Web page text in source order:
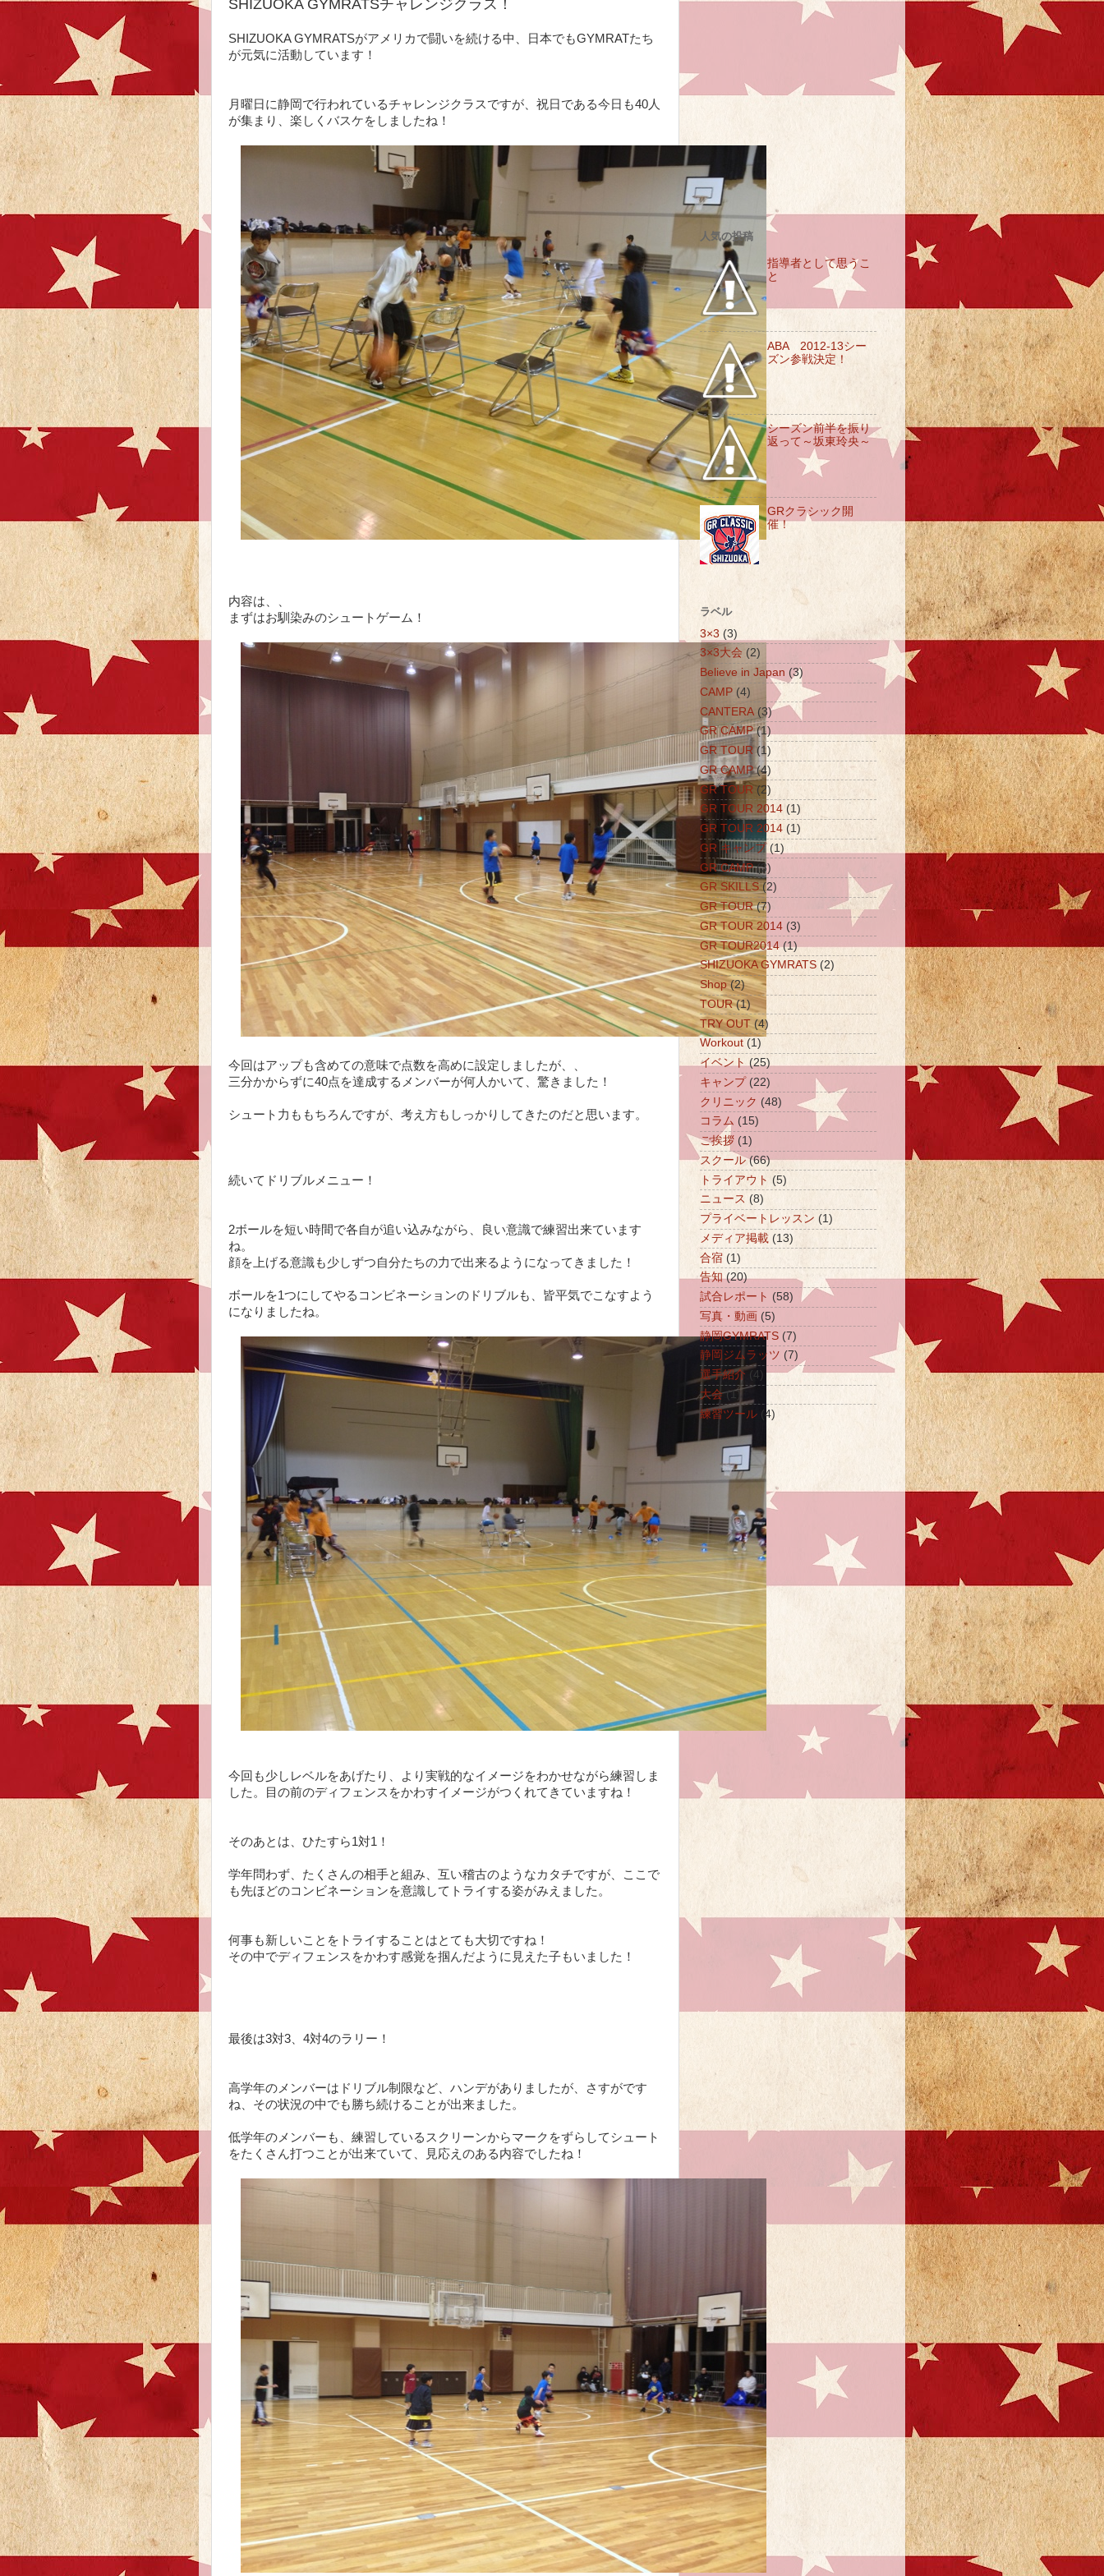
SHIZUOKA GYMRATSチャレンジクラス！
SHIZUOKA GYMRATSがアメリカで闘いを続ける中、日本でもGYMRATたち
が元気に活動しています！
月曜日に静岡で行われているチャレンジクラスですが、祝日である今日も40人
が集まり、楽しくバスケをしましたね！
内容は、、
まずはお馴染みのシュートゲーム！
今回はアップも含めての意味で点数を高めに設定しましたが、、
三分かからずに40点を達成するメンバーが何人かいて、驚きました！
シュート力ももちろんですが、考え方もしっかりしてきたのだと思います。
続いてドリブルメニュー！
2ボールを短い時間で各自が追い込みながら、良い意識で練習出来ています
ね。
顔を上げる意識も少しずつ自分たちの力で出来るようになってきました！
ボールを1つにしてやるコンビネーションのドリブルも、皆平気でこなすよう
になりましたね。
今回も少しレベルをあげたり、より実戦的なイメージをわかせながら練習しま
した。目の前のディフェンスをかわすイメージがつくれてきていますね！
そのあとは、ひたすら1対1！
学年問わず、たくさんの相手と組み、互い稽古のようなカタチですが、ここで
も先ほどのコンビネーションを意識してトライする姿がみえました。
何事も新しいことをトライすることはとても大切ですね！
その中でディフェンスをかわす感覚を掴んだように見えた子もいました！
最後は3対3、4対4のラリー！
高学年のメンバーはドリブル制限など、ハンデがありましたが、さすがです
ね、その状況の中でも勝ち続けることが出来ました。
低学年のメンバーも、練習しているスクリーンからマークをずらしてシュート
をたくさん打つことが出来ていて、見応えのある内容でしたね！
人気の投稿
指導者として思うこ
と
ABA 2012-13シー
ズン参戦決定！
シーズン前半を振り
返って～坂東玲央～
GRクラシック開
催！
ラベル
3×3 (3)
3×3大会 (2)
Believe in Japan (3)
CAMP (4)
CANTERA (3)
GR CAMP (1)
GR TOUR (1)
GR CAMP (4)
GR TOUR (2)
GR TOUR 2014 (1)
GR TOUR 2014 (1)
GR キャンプ (1)
GR CAMP (3)
GR SKILLS (2)
GR TOUR (7)
GR TOUR 2014 (3)
GR TOUR2014 (1)
SHIZUOKA GYMRATS (2)
Shop (2)
TOUR (1)
TRY OUT (4)
Workout (1)
イベント (25)
キャンプ (22)
クリニック (48)
コラム (15)
ご挨拶 (1)
スクール (66)
トライアウト (5)
ニュース (8)
プライベートレッスン (1)
メディア掲載 (13)
合宿 (1)
告知 (20)
試合レポート (58)
写真・動画 (5)
静岡GYMRATS (7)
静岡ジムラッツ (7)
選手紹介 (4)
大会 (1)
練習ツール (4)